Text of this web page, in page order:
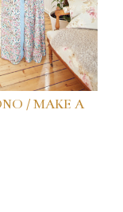
/ MAKE A